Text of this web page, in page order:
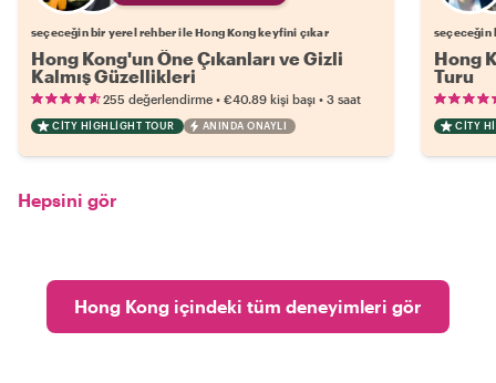
seçeceğin bir yerel rehber ile Hong Kong keyfini çıkar
Hong Kong'un Öne Çıkanları ve Gizli
Kalmış Güzellikleri
255 değerlendirme • €40.89 kişi başı • 3 saat
CITY HIGHLIGHT TOUR ANINDA ONAYLI
seçeceğin
Hong
Turu
CITY
Hepsini gör
Hong Kong içindeki tüm deneyimleri gör